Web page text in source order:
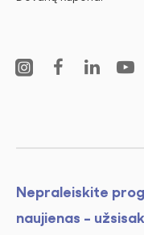
Nepraleiskite
naujienas -